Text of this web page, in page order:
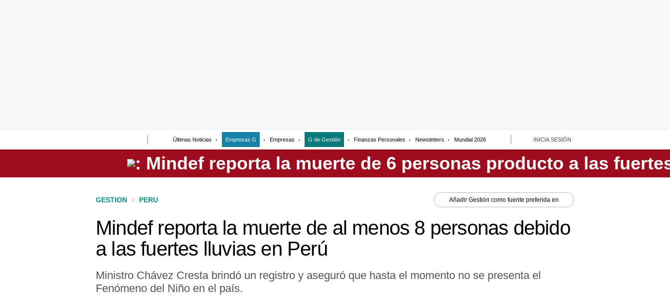
Últimas Noticias Empresas G Empresas G de Gestión Finanzas Personales Newsletters Mundial 2026 INICIA SESIÓN
Perú
GESTION > PERU Añadir Gestión como fuente preferida en
Mindef reporta la muerte de al menos 8 personas debido
a las fuertes lluvias en Perú
Ministro Chávez Cresta brindó un registro y aseguró que hasta el momento no se presenta el
Fenómeno del Niño en el país.